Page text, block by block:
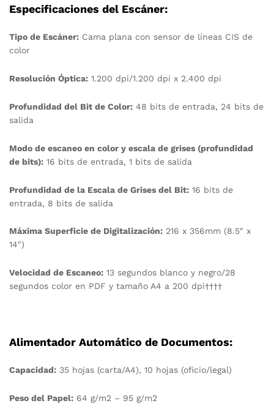
Especificaciones del Escáner:
Tipo de Escáner: Cama plana con sensor de líneas CIS de
color
Resolución Óptica: 1.200 dpi/1.200 dpi x 2.400 dpi
Profundidad del Bit de Color: 48 bits de entrada, 24 bits de
salida
Modo de escaneo en color y escala de grises (profundidad
de bits): 16 bits de entrada, 1 bits de salida
Profundidad de la Escala de Grises del Bit: 16 bits de
entrada, 8 bits de salida
Máxima Superficie de Digitalización: 216 x 356mm (8.5″ x
14″)
Velocidad de Escaneo: 13 segundos blanco y negro/28
segundos color en PDF y tamaño A4 a 200 dpi††††
Alimentador Automático de Documentos:
Capacidad: 35 hojas (carta/A4), 10 hojas (oficio/legal)
Peso del Papel: 64 g/m2 – 95 g/m2